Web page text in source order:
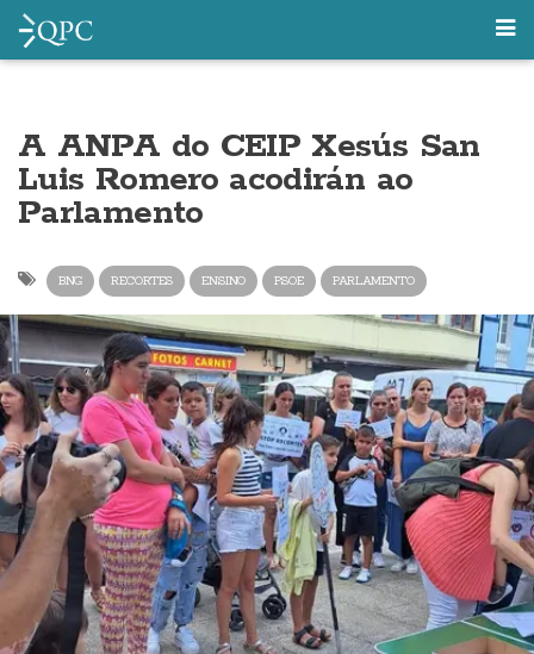
A ANPA do CEIP Xesús San
Luis Romero acodirán ao
Parlamento
BNG RECORTES ENSINO PSOE PARLAMENTO